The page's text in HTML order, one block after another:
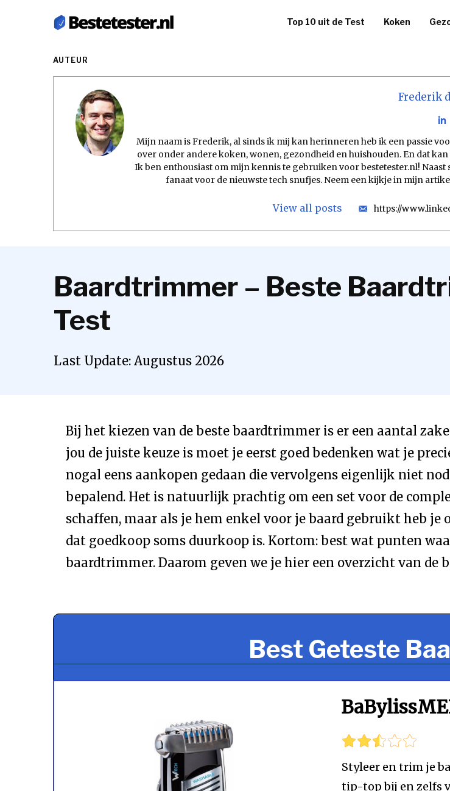
Top 10 uit de Test Koken
AUTEUR
Frederik
Mijn naam is Frederik, al sinds ik mij kan herinneren heb ik een passie
over onder andere koken, wonen, gezondheid en huishouden. En dat
Ik ben enthousiast om mijn kennis te gebruiken voor bestetester.nl!
fanaat voor de nieuwste tech snufjes. Neem een kijkje in mijn
View all posts https://
Baardtrimmer – Beste
Test
Last Update: Augustus 2026
Bij het kiezen van de beste baardtrimmer is er een aantal
jou de juiste keuze is moet je eerst goed bedenken wat je
nogal eens aankopen gedaan die vervolgens eigenlijk niet
bepalend. Het is natuurlijk prachtig om een set voor de
schaffen, maar als je hem enkel voor je baard gebruikt heb je
dat goedkoop soms duurkoop is. Kortom: best wat punten
baardtrimmer. Daarom geven we je hier een overzicht van de
Best Geteste
Styleer en trim je
tip-top bij en zelfs